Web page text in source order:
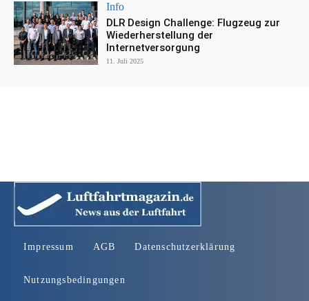
Info
DLR Design Challenge: Flugzeug zur
Wiederherstellung der
Internetversorgung
11. Juli 2025
Impressum AGB Datenschutzerklärung
Nutzungsbedingungen